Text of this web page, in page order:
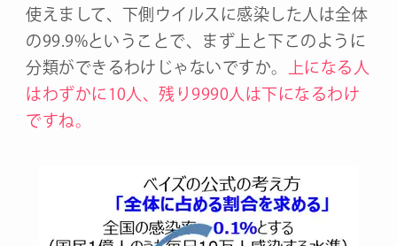
使えまして、下側ウイルスに感染した人は全体
の99.9%ということで、まず上と下このように
分類ができるわけじゃないですか。
上になる人
はわずかに10人、残り9990人は下になるわけ
ですね。